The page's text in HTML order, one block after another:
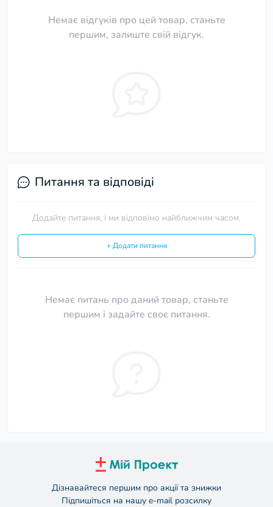
Немає відгуків про цей товар, станьте
першим, залиште свій відгук.
Питання та відповіді
Додайте питання, і ми відповімо найближчим часом.
+ Додати питання
Немає питань про даний товар, станьте
першим і задайте своє питання.
Дізнавайтеся першим про акції та знижки
Підпишіться на нашу e-mail розсилку